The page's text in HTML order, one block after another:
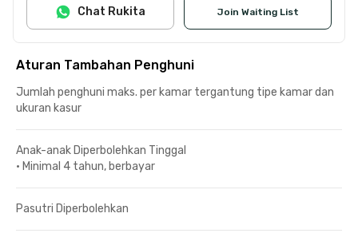
Join Waiting List
Chat Rukita
Aturan Tambahan Penghuni
Jumlah penghuni maks. per kamar tergantung tipe kamar dan
ukuran kasur
Anak-anak Diperbolehkan Tinggal
• Minimal 4 tahun, berbayar
Pasutri Diperbolehkan